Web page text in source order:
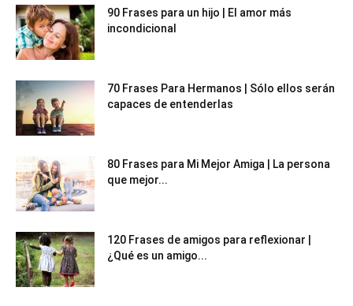
90 Frases para un hijo | El amor más
incondicional
70 Frases Para Hermanos | Sólo ellos serán
capaces de entenderlas
80 Frases para Mi Mejor Amiga | La persona
que mejor...
120 Frases de amigos para reflexionar |
¿Qué es un amigo...